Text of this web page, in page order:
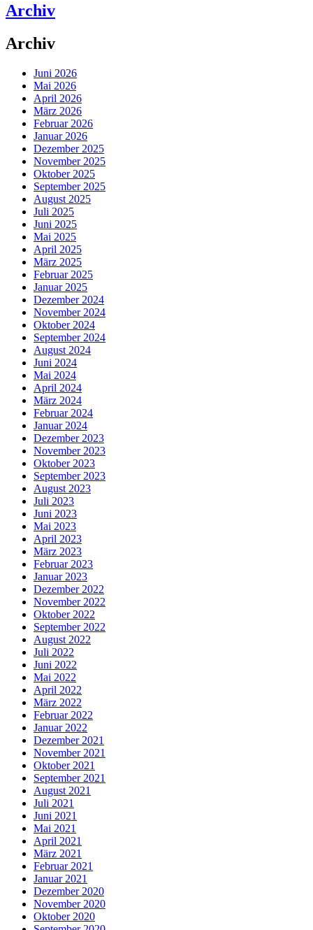
Archiv
Archiv
Juni 2026
Mai 2026
April 2026
März 2026
Februar 2026
Januar 2026
Dezember 2025
November 2025
Oktober 2025
September 2025
August 2025
Juli 2025
Juni 2025
Mai 2025
April 2025
März 2025
Februar 2025
Januar 2025
Dezember 2024
November 2024
Oktober 2024
September 2024
August 2024
Juni 2024
Mai 2024
April 2024
März 2024
Februar 2024
Januar 2024
Dezember 2023
November 2023
Oktober 2023
September 2023
August 2023
Juli 2023
Juni 2023
Mai 2023
April 2023
März 2023
Februar 2023
Januar 2023
Dezember 2022
November 2022
Oktober 2022
September 2022
August 2022
Juli 2022
Juni 2022
Mai 2022
April 2022
März 2022
Februar 2022
Januar 2022
Dezember 2021
November 2021
Oktober 2021
September 2021
August 2021
Juli 2021
Juni 2021
Mai 2021
April 2021
März 2021
Februar 2021
Januar 2021
Dezember 2020
November 2020
Oktober 2020